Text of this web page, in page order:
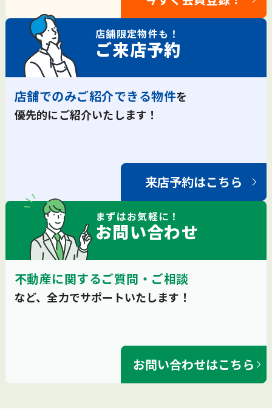
店舗限定物件も！
ご来店予約
店舗でのみご紹介できる物件を
優先的にご紹介いたします！
来店予約はこちら
まずはお気軽に！
お問い合わせ
不動産に関するご質問・ご相談
など、全力でサポートいたします！
お問い合わせはこちら